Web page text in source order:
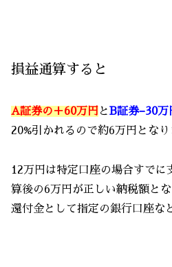
損益通算すると
A証券の＋60万円 とB証券−30万
20%引かれるので約6万円となり
12万円は特定口座の場合すでに
算後の6万円が正しい納税額と
還付金として指定の銀行口座な